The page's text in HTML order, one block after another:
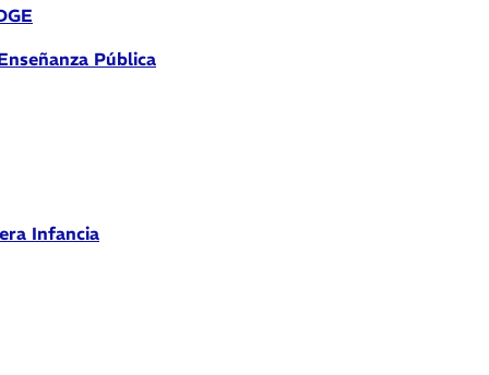
Pública
Infancia